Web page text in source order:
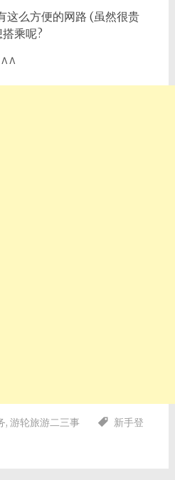
么方便的网路 (虽然很贵
乘呢?
^^
, 游轮旅游二三事
新手登